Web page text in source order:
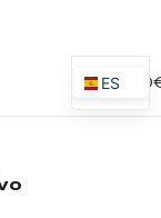
0,00
ES
EN